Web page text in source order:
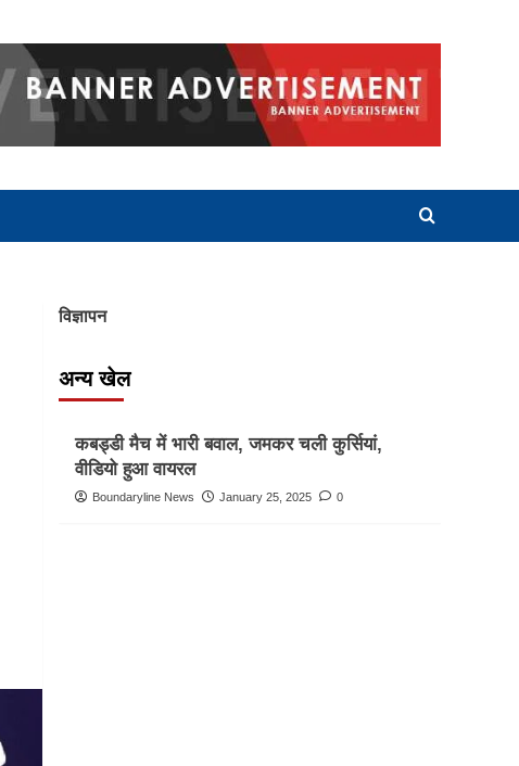
विज्ञापन
अन्य खेल
Other Sports
कबड्डी मैच में भारी बवाल, जमकर चली कुर्सियां,
वीडियो हुआ वायरल
Boundaryline News January 25, 2025 0